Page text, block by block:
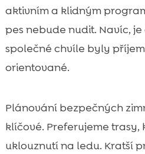
aktivním a klidným
pes nebude nudit. Navíc,
společné chvíle byly
orientované.
Plánování bezpečných
klíčové. Preferujeme trasy,
uklouznutí na ledu. Kratší